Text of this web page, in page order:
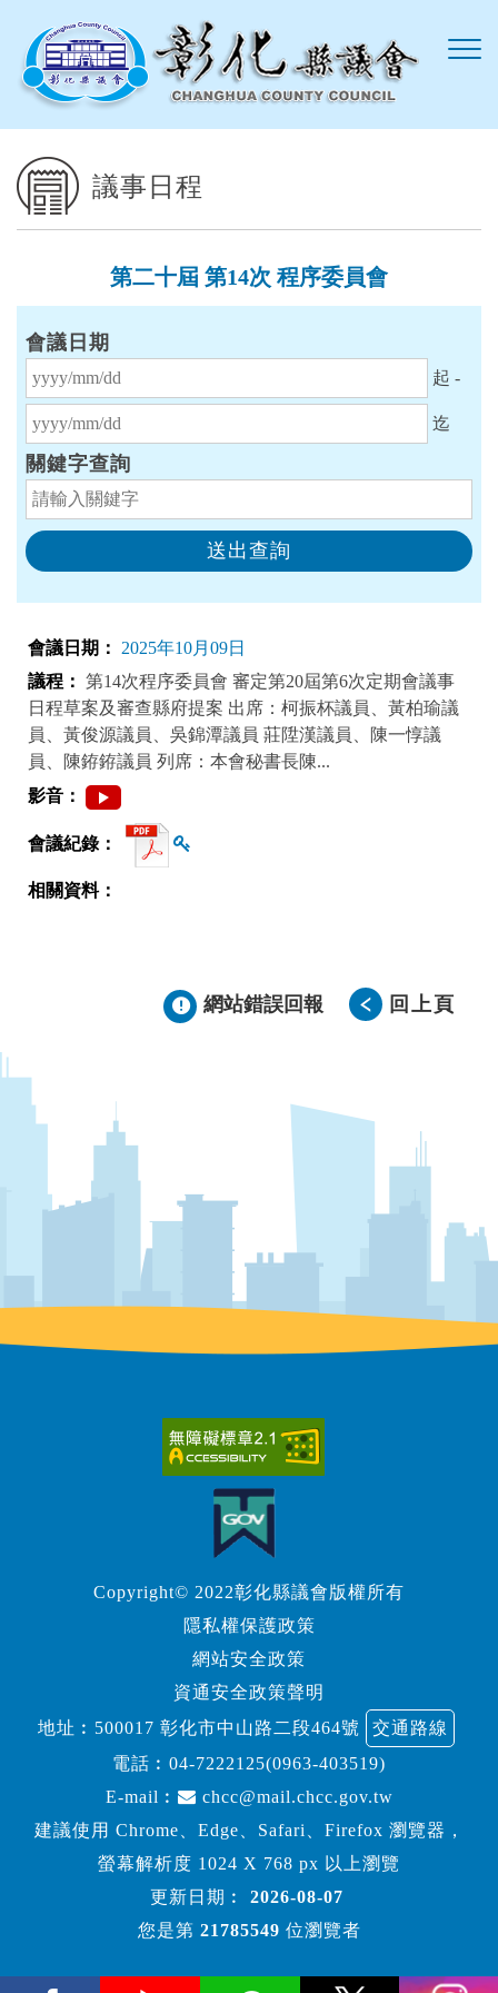
議事日程
第二十屆 第14次 程序委員會
會議日期
起始日期
起 -
結束日期 迄
關鍵字查詢
2025年10月09日
第14次程序委員會 審定第20屆第6次定期會議事
日程草案及審查縣府提案 出席：柯振杯議員、黃柏瑜議
員、黃俊源議員、吳錦潭議員 莊陞漢議員、陳一惇議
員、陳銌銌議員 列席：本會秘書長陳...
網站錯誤回報 回上頁
Copyright© 2022彰化縣議會版權所有
隱私權保護政策
網站安全政策
資通安全政策聲明
地址︰500017 彰化市中山路二段464號
交通路線
電話︰ 04-7222125(0963-403519)
E-mail︰
chcc@mail.chcc.gov.tw
建議使用 Chrome、Edge、Safari、Firefox 瀏覽器，
螢幕解析度 1024 X 768 px 以上瀏覽
更新日期︰
2026-08-07
您是第 21785549 位瀏覽者